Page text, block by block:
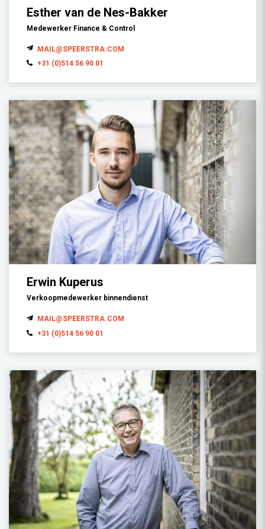
Esther van de Nes-Bakker
Medewerker Finance & Control
MAIL@SPEERSTRA.COM
+31 (0)514 56 90 01
Erwin Kuperus
Verkoopmedewerker binnendienst
MAIL@SPEERSTRA.COM
+31 (0)514 56 90 01